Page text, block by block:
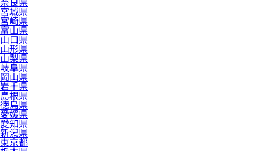
宮城県
宮崎県
富山県
山口県
山形県
山梨県
岐阜県
岡山県
岩手県
島根県
徳島県
愛媛県
愛知県
新潟県
東京都